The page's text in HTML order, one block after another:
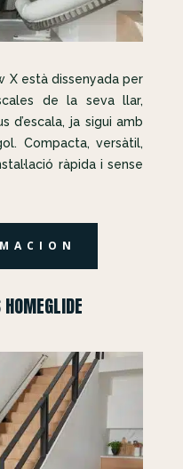
X està dissenyada per
de la seva llar,
d’escala, ja sigui amb
Compacta, versàtil,
ràpida i sense